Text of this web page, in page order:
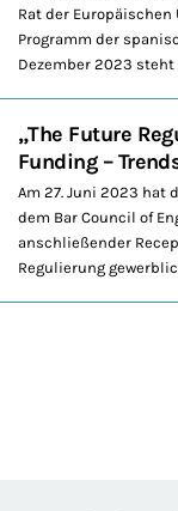
Rat der Europäischen
Programm der
Dezember 2023 steht
„The Future
Funding –
Am 27. Juni 2023 hat
dem Bar Council of
anschließender
Regulierung